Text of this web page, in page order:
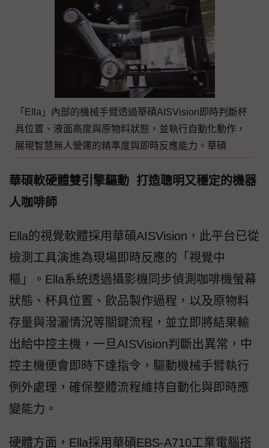
「Ella」內部的機械手臂透過華碩AISVision即時判斷杯
具位置、液面高度與原物料狀態，並執行自動化動作，
展現智慧無人營運的精準度與即時反應能力。華碩
華碩軟硬體雙引擎驅動 打造聰明又穩定的機器
人咖啡師
Ella的視覺軟體採用華碩AISVision，此平台已從
檢測工具演進為現場即時反應的「視覺中
樞」。Ella系統透過攝影機同步偵測咖啡機螢幕
狀態、杯具位置、飲品製作過程，以及原物料
存量與潑灑情況等關鍵流程，並立即將結果輸
出給中控主機，一旦AISVision判斷出異常，中
控主機便會即時下達指令，驅動機械手臂執行
例外處理，確保整體流程維持自動化與即時應
變能力。
硬體方面，Ella採用華碩EBS-A710工業電腦搭